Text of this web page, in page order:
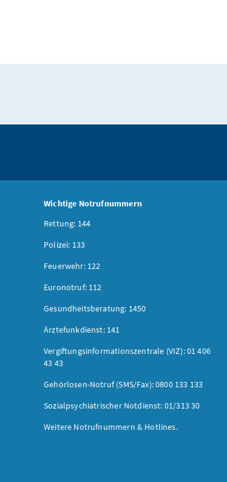
Wichtige Notrufnummern
Rettung: 144
Polizei: 133
Feuerwehr: 122
Euronotruf: 112
Gesundheitsberatung: 1450
Ärztefunkdienst: 141
Vergiftungsinformationszentrale (VIZ): 01 406
43 43
Gehörlosen-Notruf (SMS/Fax): 0800 133 133
Sozialpsychiatrischer Notdienst: 01/313 30
Weitere Notrufnummern & Hotlines.